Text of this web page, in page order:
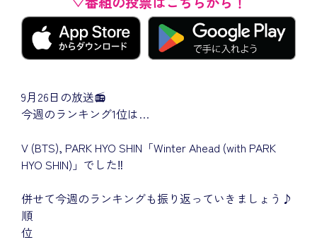
9月26日の放送📻
今週のランキング1位は…
V (BTS), PARK HYO SHIN「Winter Ahead (with PARK
HYO SHIN)」でした‼
併せて今週のランキングも振り返っていきましょう♪
順
位